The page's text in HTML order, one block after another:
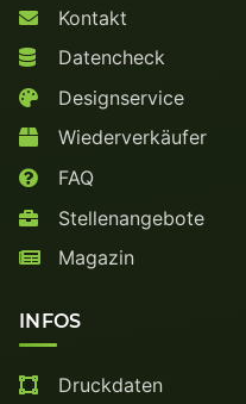
Kontakt
Datencheck
Designservice
Wiederverkäufer
FAQ
Stellenangebote
Magazin
INFOS
Druckdaten